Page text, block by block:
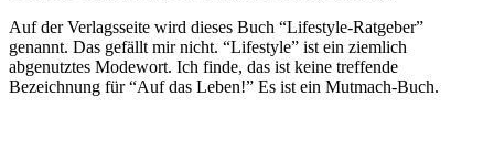
Auf der Verlagsseite wird dieses Buch “Lifestyle-Ratgeber”
genannt. Das gefällt mir nicht. “Lifestyle” ist ein ziemlich
abgenutztes Modewort. Ich finde, das ist keine treffende
Bezeichnung für “Auf das Leben!” Es ist ein Mutmach-Buch.